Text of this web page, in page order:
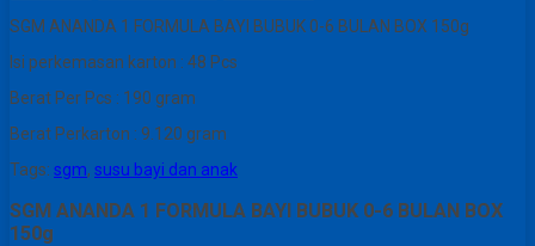
SGM ANANDA 1 FORMULA BAYI BUBUK 0-6 BULAN BOX 150g
Isi perkemasan karton : 48 Pcs
Berat Per Pcs : 190 gram
Berat Perkarton : 9.120 gram
Tags: sgm, susu bayi dan anak
SGM ANANDA 1 FORMULA BAYI BUBUK 0-6 BULAN BOX
150g